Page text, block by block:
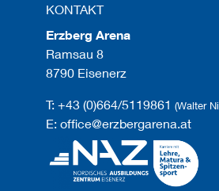
Erzberg Arena
Ramsau 8
8790 Eisenerz
T: +43 (0)664/5119861 (Walter
E: office@erzbergarena.at
KONTAKT